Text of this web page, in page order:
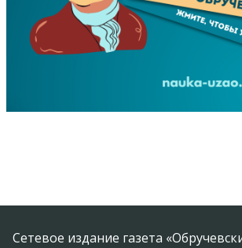
Сетевое издание газета